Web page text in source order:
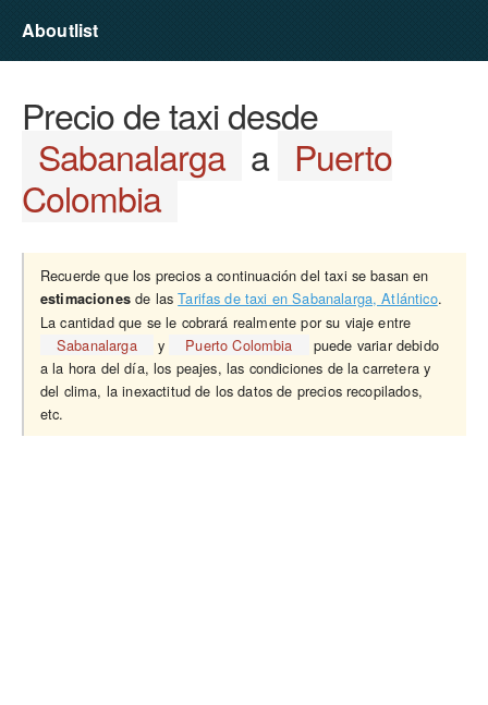
Aboutlist
Precio de taxi desde
Sabanalarga a Puerto
Colombia
Recuerde que los precios a continuación del taxi se basan en
estimacionesde lasTarifas de taxi en Sabanalarga, Atlántico.
La cantidad que se le cobrará realmente por su viaje entre
Sabanalarga
y Puerto Colombia
puede variar debido
a la hora del día, los peajes, las condiciones de la carretera y
del clima, la inexactitud de los datos de precios recopilados,
etc.